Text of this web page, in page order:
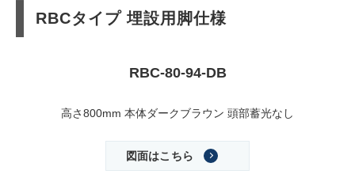
RBCタイプ 埋設用脚仕様
RBC-80-94-DB
高さ800mm 本体ダークブラウン 頭部蓄光なし
図面はこちら